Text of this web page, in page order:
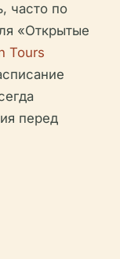
часто по
«Открытые
Tours
перед